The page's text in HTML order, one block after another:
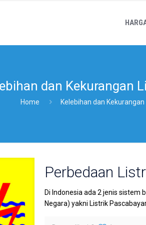
dan Kekurangan
Home Kelebihan dan
Perbedaan
Di Indonesia ada 2 jenis sistem
Negara) yakni Listrik